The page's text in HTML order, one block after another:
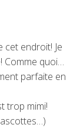
cet endroit! Je
Comme quoi…
parfaite en
trop mimi!